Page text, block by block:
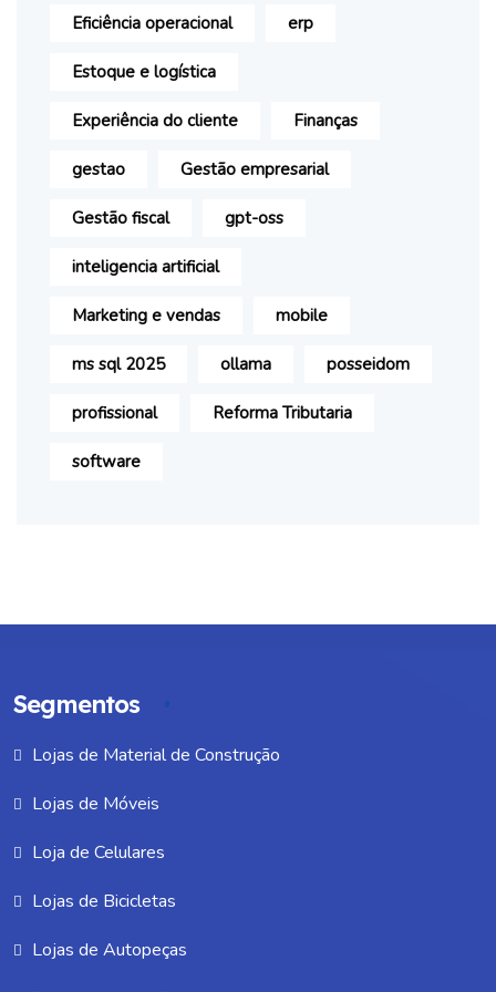
as obrigações fiscais e tributárias sejam
devidamente atendidas, prevenindo a ocorrência de
precisos e atualizados, a gestão contábil contribui
para a conformidade com as normativas legais,
evitando possíveis complicações decorrentes de
irregularidades fiscais. Portanto, a gestão contábil
preservação da integridade legal da empresa.
Controle do fluxo de caixa O controle do fluxo de
gestão contábil. Essa prática possibilita manter um
financeiras, a gestão contábil oferece uma visão
identificação de oportunidades de investimento, a
adequado para despesas futuras. Dessa forma, a
gestão contábil não apenas fornece informações
indispensável para a manutenção da saúde
financeira da organização. Análise do desempenho
viabilizada por meio dos relatórios contábeis. Esses
Eficiência operacional erp
Estoque e logística
Experiência do cliente Finanças
gestao Gestão empresarial
Gestão fiscal gpt-oss
inteligencia artificial
Marketing e vendas mobile
ms sql 2025 ollama posseidom
profissional Reforma Tributaria
software
Segmentos
Lojas de Material de Construção
Lojas de Móveis
Loja de Celulares
Lojas de Bicicletas
Lojas de Autopeças